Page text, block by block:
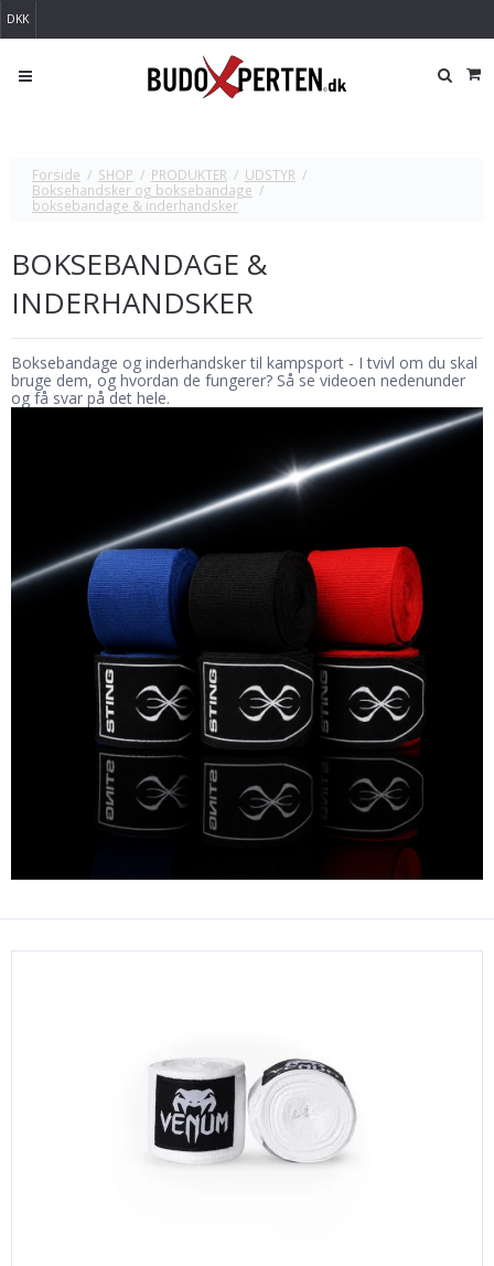
DKK
Forside / SHOP / PRODUKTER / UDSTYR /
Boksehandsker og boksebandage /
boksebandage & inderhandsker
BOKSEBANDAGE &
INDERHANDSKER
Boksebandage og inderhandsker til kampsport - I tvivl om du skal
bruge dem, og hvordan de fungerer? Så se videoen nedenunder
og få svar på det hele.